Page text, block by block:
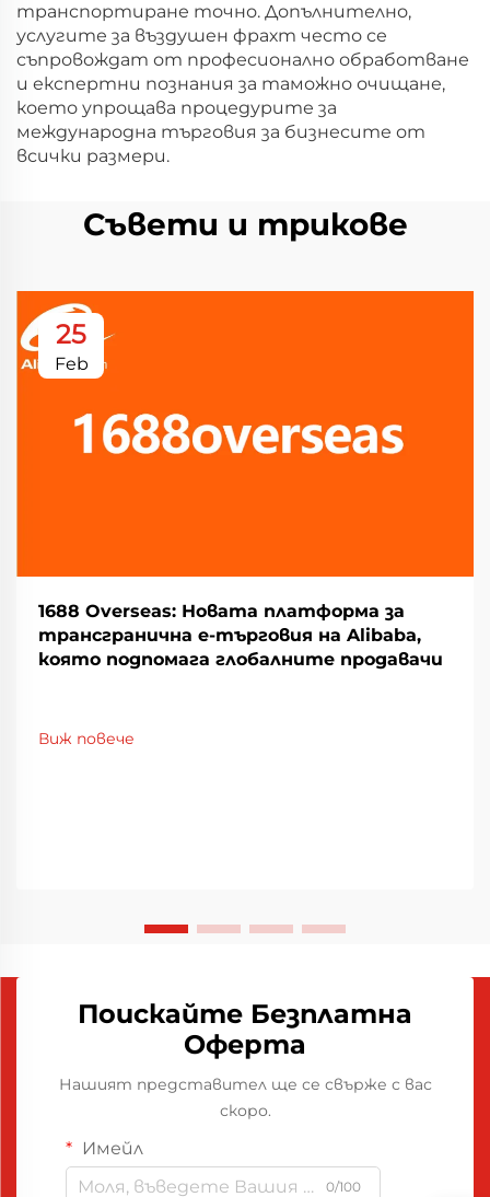
транспортиране точно. Допълнително,
услугите за въздушен фрахт често се
съпровождат от професионално обработване
и експертни познания за таможно очищане,
което упрощава процедурите за
международна търговия за бизнесите от
всички размери.
Съвети и трикове
25
Feb
1688 Overseas: Новата платформа за
трансгранична е-търговия на Alibaba,
която подпомага глобалните продавачи
Виж повече
Поискайте Безплатна
Оферта
Нашият представител ще се свърже с вас
скоро.
Имейл
0/100